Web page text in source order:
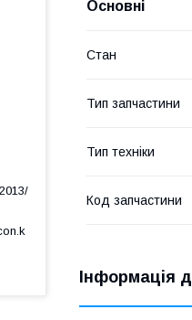
Основні
Стан
Тип запчастини
Тип техніки
Код запчастини
Інформація